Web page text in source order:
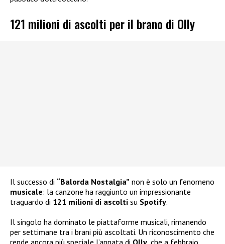
121 milioni di ascolti per il brano di Olly
Il successo di “Balorda Nostalgia” non è solo un fenomeno
musicale: la canzone ha raggiunto un impressionante
traguardo di 121 milioni di ascolti su Spotify.
Il singolo ha dominato le piattaforme musicali, rimanendo
per settimane tra i brani più ascoltati. Un riconoscimento che